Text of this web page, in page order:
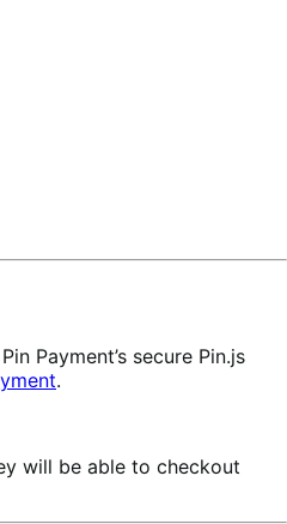
Payment’s secure Pin.js
.
will be able to checkout